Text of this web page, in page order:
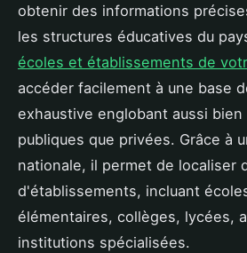
obtenir des informations
les structures éducatives du
écoles et établissements de
accéder facilement à une base
exhaustive englobant aussi
publiques que privées. Grâce à
nationale, il permet de localiser
d'établissements, incluant
élémentaires, collèges, lycées,
institutions spécialisées.